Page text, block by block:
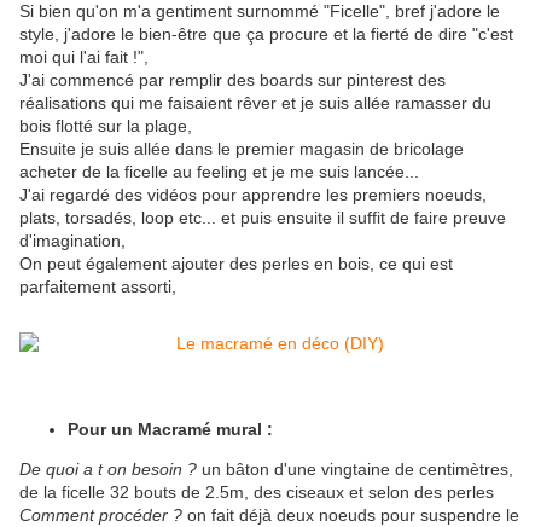
Si bien qu'on m'a gentiment surnommé "Ficelle", bref j'adore le
style, j'adore le bien-être que ça procure et la fierté de dire "c'est
moi qui l'ai fait !",
J'ai commencé par remplir des boards sur pinterest des
réalisations qui me faisaient rêver et je suis allée ramasser du
bois flotté sur la plage,
Ensuite je suis allée dans le premier magasin de bricolage
acheter de la ficelle au feeling et je me suis lancée...
J'ai regardé des vidéos pour apprendre les premiers noeuds,
plats, torsadés, loop etc... et puis ensuite il suffit de faire preuve
d'imagination,
On peut également ajouter des perles en bois, ce qui est
parfaitement assorti,
Pour un Macramé mural :
De quoi a t on besoin ? un bâton d'une vingtaine de centimètres,
de la ficelle 32 bouts de 2.5m, des ciseaux et selon des perles
Comment procéder ? on fait déjà deux noeuds pour suspendre le